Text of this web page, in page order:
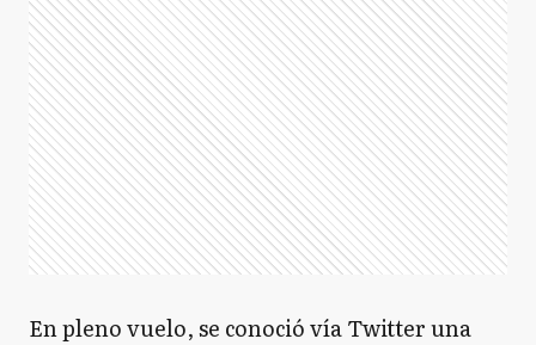
En pleno vuelo, se conoció vía Twitter una